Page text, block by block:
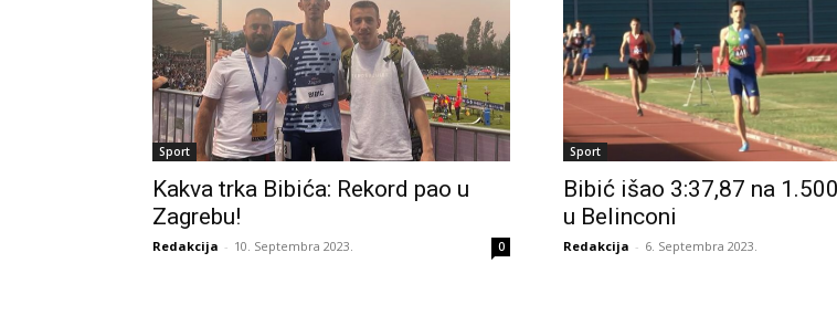
Sport
Kakva trka Bibića: Rekord pao u
Zagrebu!
Redakcija - 10. Septembra 2023. 0
Sport
Bibić išao 3:37,87 na
u Belinconi
Redakcija - 6. Septembra 2023.